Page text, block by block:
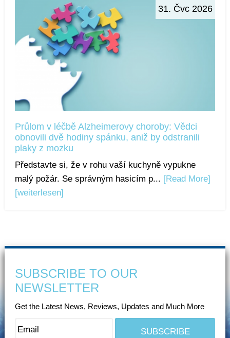
31. Čvc 2026
Průlom v léčbě Alzheimerovy choroby: Vědci
obnovili dvě hodiny spánku, aniž by odstranili
plaky z mozku
Představte si, že v rohu vaší kuchyně vypukne
malý požár. Se správným hasicím p... [Read More]
[weiterlesen]
SUBSCRIBE TO OUR
NEWSLETTER
Get the Latest News, Reviews, Updates and Much More